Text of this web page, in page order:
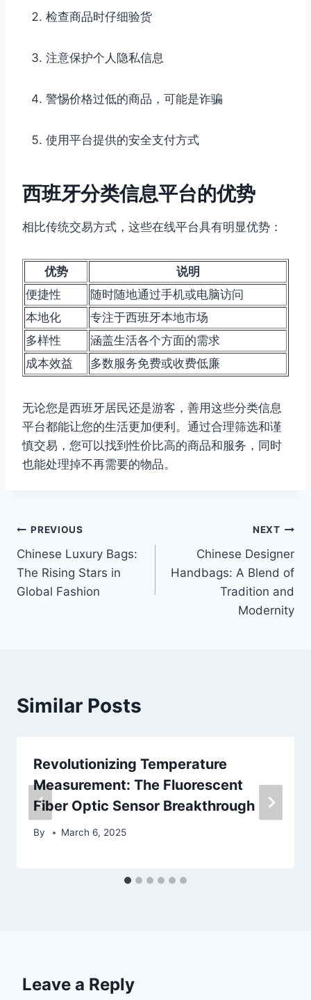
检查商品时仔细验货
注意保护个人隐私信息
警惕价格过低的商品，可能是诈骗
使用平台提供的安全支付方式
西班牙分类信息平台的优势
相比传统交易方式，这些在线平台具有明显优势：
优势
说明
便捷性
随时随地通过手机或电脑访问
本地化
专注于西班牙本地市场
多样性
涵盖生活各个方面的需求
成本效益
多数服务免费或收费低廉
无论您是西班牙居民还是游客，善用这些分类信息
平台都能让您的生活更加便利。通过合理筛选和谨
慎交易，您可以找到性价比高的商品和服务，同时
也能处理掉不再需要的物品。
Post
navigation
PREVIOUS
Chinese Luxury Bags:
The Rising Stars in
Global Fashion
NEXT
Chinese Designer
Handbags: A Blend of
Tradition and
Modernity
Similar Posts
Revolutionizing Temperature
Measurement: The Fluorescent
Fiber Optic Sensor Breakthrough
By March 6, 2025
Leave a Reply